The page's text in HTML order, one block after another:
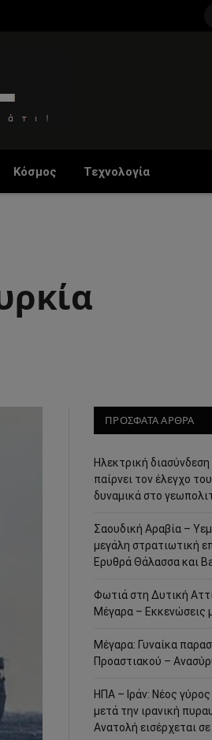
Κόσμος Τεχνολογία
ΠΡΟΣΦΑΤΑ ΑΡΘΡΑ
Ηλεκτρική
παίρνει τον έλεγχο
δυναμικά στο
Σαουδική Αραβία –
μεγάλη στρατιωτική
Ερυθρά Θάλασσα και
Φωτιά στη Δυτική
Μέγαρα – Εκκενώσεις
Μέγαρα: Γυναίκα
Προαστιακού –
ΗΠΑ – Ιράν: Νέος
μετά την ιρανική
Ανατολή εισέρχεται